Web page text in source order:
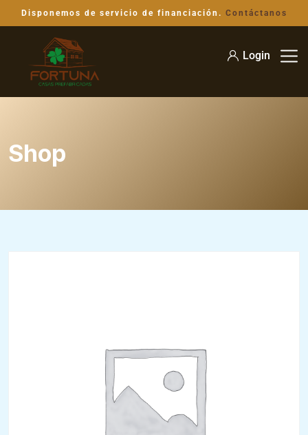
Disponemos de servicio de financiación. Contáctanos
Login
Shop